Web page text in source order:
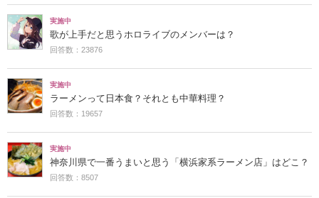
実施中
歌が上手だと思うホロライブのメンバーは？
回答数：23876
実施中
ラーメンって日本食？それとも中華料理？
回答数：19657
実施中
神奈川県で一番うまいと思う「横浜家系ラーメン店」はどこ？
回答数：8507